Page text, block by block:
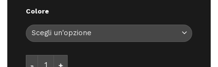
79,90 €.71,91 €.
Colore
SkiTrab Bastone Bornio Compact 3 Pieces -